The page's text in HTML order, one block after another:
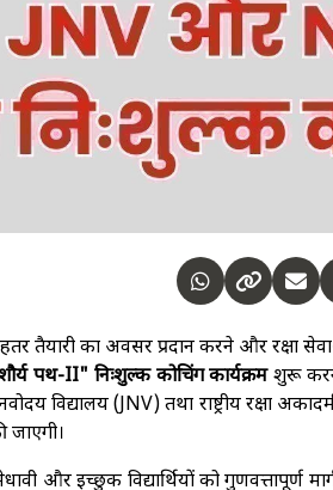
बेहतर तैयारी का अवसर प्रदान करने और रक्षा
पथ-II" निःशुल्क कोचिंग कार्यक्रमशुरू
विद्यालय (JNV) तथा राष्ट्रीय रक्षा
जाएगी।
और इच्छुक विद्यार्थियों को गुणवत्तापूर्ण